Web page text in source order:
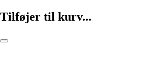
Tilføjer til kurv...